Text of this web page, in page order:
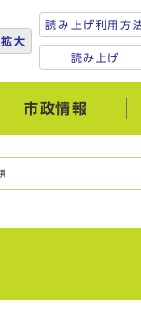
拡大
読み上げ利用方
読み上げ
市政情報